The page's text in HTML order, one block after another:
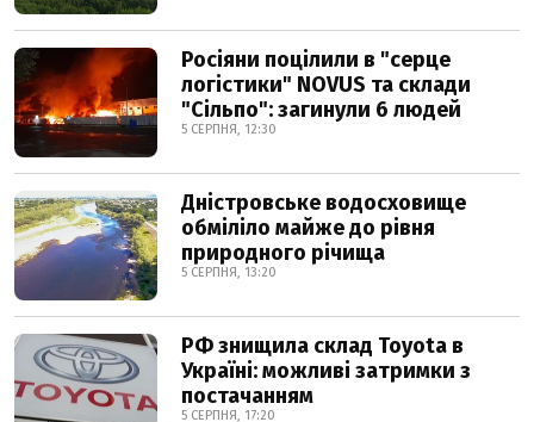
Росіяни поцілили в "серце
логістики" NOVUS та склади
"Сільпо": загинули 6 людей
5 СЕРПНЯ, 12:30
Дністровське водосховище
обміліло майже до рівня
природного річища
5 СЕРПНЯ, 13:20
РФ знищила склад Toyota в
Україні: можливі затримки з
постачанням
5 СЕРПНЯ, 17:20